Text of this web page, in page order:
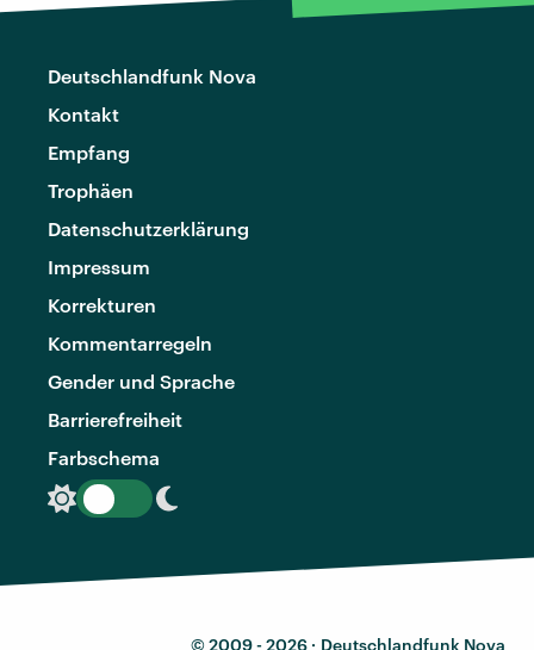
Deutschlandfunk Nova
Kontakt
Empfang
Trophäen
Datenschutzerklärung
Impressum
Korrekturen
Kommentarregeln
Gender und Sprache
Barrierefreiheit
Farbschema
© 2009 - 2026 · Deutschlandfunk Nova